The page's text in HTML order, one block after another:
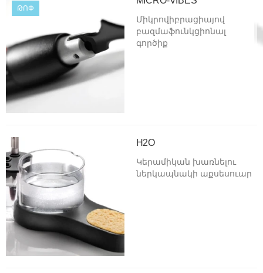
ԹՈՓ
Միկրովիբրացիայով
բազմաֆունկցիոնալ
գործիք
H2O
Կերամիկան խառնելու
ներկապնակի աքսեսուար